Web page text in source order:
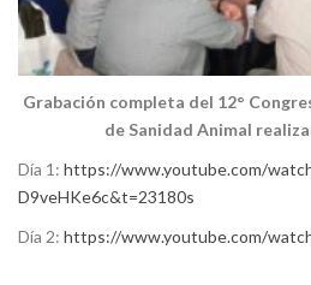
Grabación completa del 12°
de Sanidad Animal
Día 1: https://www.youtube.com/
D9veHKe6c&t=23180s
Día 2: https://www.youtube.com/